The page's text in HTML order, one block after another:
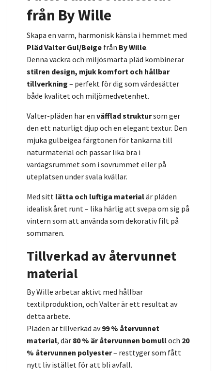
från By Wille
Skapa en varm, harmonisk känsla i hemmet med
Pläd Valter Gul/Beige från By Wille.
Denna vackra och miljösmarta pläd kombinerar
stilren design, mjuk komfort och hållbar
tillverkning – perfekt för dig som värdesätter
både kvalitet och miljömedvetenhet.
Valter-pläden har en våfflad struktursom ger
den ett naturligt djup och en elegant textur. Den
mjuka gulbeigea färgtonen för tankarna till
naturmaterial och passar lika bra i
vardagsrummet som i sovrummet eller på
uteplatsen under svala kvällar.
Med sitt lätta och luftiga materialär pläden
idealisk året runt – lika härlig att svepa om sig på
vintern som att använda som dekorativ filt på
sommaren.
Tillverkad av återvunnet
material
By Wille arbetar aktivt med hållbar
textilproduktion, och Valter är ett resultat av
detta arbete.
Pläden är tillverkad av99 % återvunnet
material, där 80 % är återvunnen bomulloch 20
% återvunnen polyester– resttyger som fått
nytt liv istället för att bli avfall.